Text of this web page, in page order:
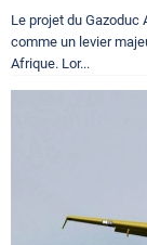
Le projet du
comme un levier
Afrique. Lor...